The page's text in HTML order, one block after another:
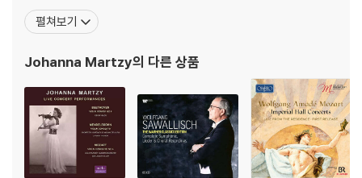
023 - Johanna Martzy - Mendelssohn, Beethoven
Side 2: Mendelssohn Concerto in E minor, Op. 64
Side 3: Beethoven - Romance No.1 in G major, Op. 40
Beethoven - Romance No.2 in F major, Op. 50
LP 구매시 참고 사항 안내드립니다.
입학하여 후바이가 사망한 1937년까지 그의 문하에서 공부했다. 후
바이는 마르치가 세계적으로 손꼽히는 바이올린 연주자 가운데 한 사
른 공연이 센세이션을 일으키며 대성공을 거두
펼쳐보기
Johanna Martzy의 다른 상품